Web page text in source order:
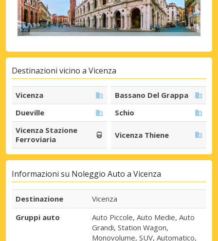
Destinazioni vicino a Vicenza
Vicenza
Bassano Del Grappa
Dueville
Schio
Vicenza Stazione
Ferroviaria
Vicenza Thiene
Informazioni su Noleggio Auto a Vicenza
Destinazione
Vicenza
Gruppi auto
Auto Piccole, Auto Medie, Auto
Grandi, Station Wagon,
Monovolume, SUV, Automatico,